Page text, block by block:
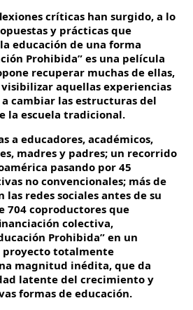
críticas han surgido, a lo
y prácticas que
educación de una forma
Prohibida” es una película
recuperar muchas de ellas,
aquellas experiencias
cambiar las estructuras del
la escuela tradicional.
a educadores, académicos,
madres y padres; un recorrido
pasando por 45
no convencionales; más de
las redes sociales antes de su
704 coproductores que
colectiva,
Prohibida” en un
proyecto totalmente
magnitud inédita, que da
latente del crecimiento y
formas de educación.